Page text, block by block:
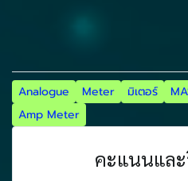
Analogue Meter มิเตอร์
Amp Meter
คะแนนแล